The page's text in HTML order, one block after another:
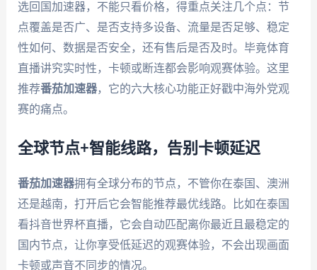
选回国加速器，不能只看价格，得重点关注几个点：节
点覆盖是否广、是否支持多设备、流量是否足够、稳定
性如何、数据是否安全，还有售后是否及时。毕竟体育
直播讲究实时性，卡顿或断连都会影响观赛体验。这里
推荐番茄加速器，它的六大核心功能正好戳中海外党观
赛的痛点。
全球节点+智能线路，告别卡顿延迟
番茄加速器拥有全球分布的节点，不管你在泰国、澳洲
还是越南，打开后它会智能推荐最优线路。比如在泰国
看抖音世界杯直播，它会自动匹配离你最近且最稳定的
国内节点，让你享受低延迟的观赛体验，不会出现画面
卡顿或声音不同步的情况。